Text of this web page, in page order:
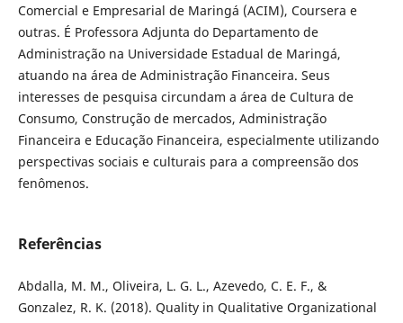
Comercial e Empresarial de Maringá (ACIM), Coursera e
outras. É Professora Adjunta do Departamento de
Administração na Universidade Estadual de Maringá,
atuando na área de Administração Financeira. Seus
interesses de pesquisa circundam a área de Cultura de
Consumo, Construção de mercados, Administração
Financeira e Educação Financeira, especialmente utilizando
perspectivas sociais e culturais para a compreensão dos
fenômenos.
Referências
Abdalla, M. M., Oliveira, L. G. L., Azevedo, C. E. F., &
Gonzalez, R. K. (2018). Quality in Qualitative Organizational